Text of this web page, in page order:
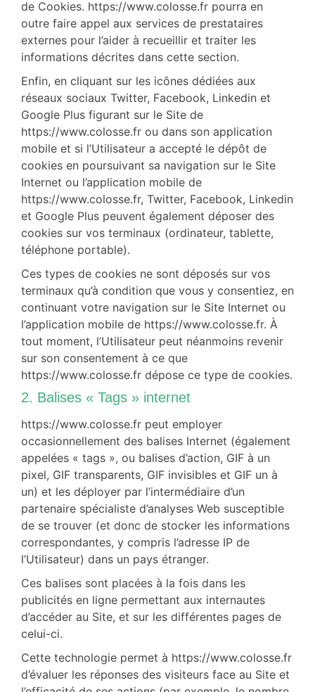
de Cookies. https://www.colosse.fr pourra en
outre faire appel aux services de prestataires
externes pour l’aider à recueillir et traiter les
informations décrites dans cette section.
Enfin, en cliquant sur les icônes dédiées aux
réseaux sociaux Twitter, Facebook, Linkedin et
Google Plus figurant sur le Site de
https://www.colosse.fr ou dans son application
mobile et si l’Utilisateur a accepté le dépôt de
cookies en poursuivant sa navigation sur le Site
Internet ou l’application mobile de
https://www.colosse.fr, Twitter, Facebook, Linkedin
et Google Plus peuvent également déposer des
cookies sur vos terminaux (ordinateur, tablette,
téléphone portable).
Ces types de cookies ne sont déposés sur vos
terminaux qu’à condition que vous y consentiez, en
continuant votre navigation sur le Site Internet ou
l’application mobile de https://www.colosse.fr. À
tout moment, l’Utilisateur peut néanmoins revenir
sur son consentement à ce que
https://www.colosse.fr dépose ce type de cookies.
2. Balises « Tags » internet
https://www.colosse.fr peut employer
occasionnellement des balises Internet (également
appelées « tags », ou balises d’action, GIF à un
pixel, GIF transparents, GIF invisibles et GIF un à
un) et les déployer par l’intermédiaire d’un
partenaire spécialiste d’analyses Web susceptible
de se trouver (et donc de stocker les informations
correspondantes, y compris l’adresse IP de
l’Utilisateur) dans un pays étranger.
Ces balises sont placées à la fois dans les
publicités en ligne permettant aux internautes
d’accéder au Site, et sur les différentes pages de
celui-ci.
Cette technologie permet à https://www.colosse.fr
d’évaluer les réponses des visiteurs face au Site et